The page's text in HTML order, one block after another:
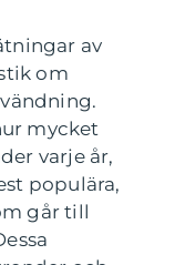
av
om
mycket
varje år,
populära,
går till